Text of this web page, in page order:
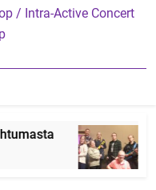
/ Intra-Active Concert